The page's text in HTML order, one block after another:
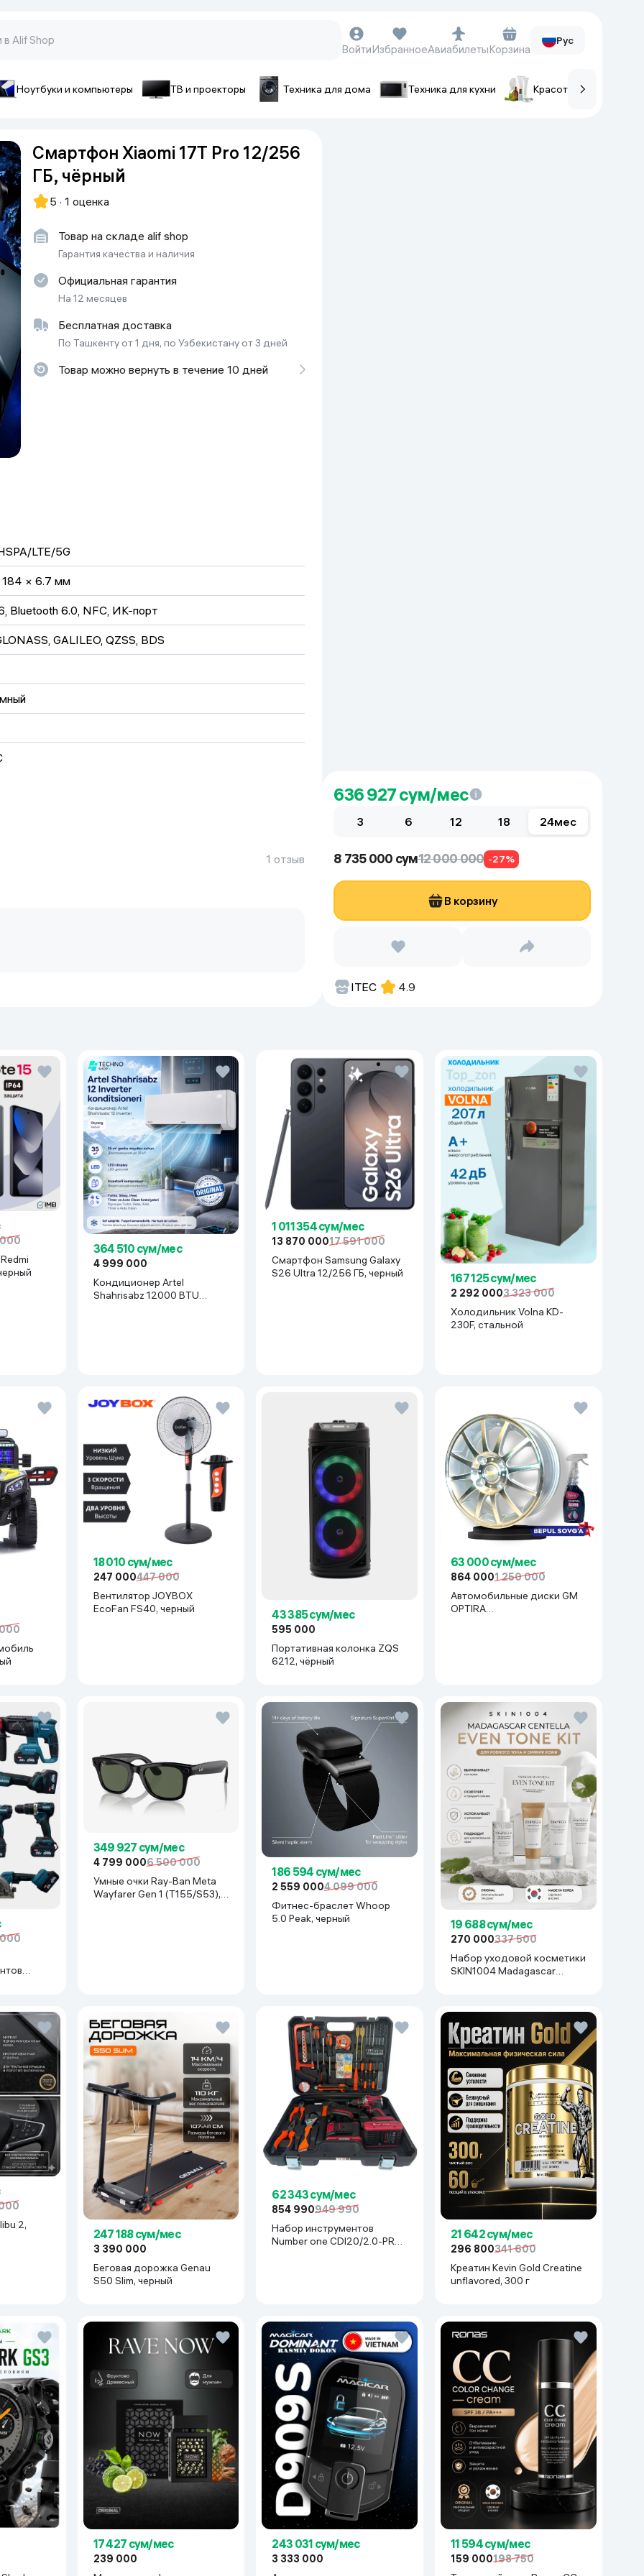
и гаджеты
реальности
Чехлы для смартфонов
Cопутствующие товары
Батарейки и аккумуляторы
ВойтиИзбранноеАвиабилетыКорзина
Рус
Ноутбуки и компьютеры ТВ и проекторы Техника для дома Техника для кухни Красота и уход
Смартфон Xiaomi 17T Pro 12/256
ГБ, чёрный
5 · 1 оценка
Товар на складе alif shop
Гарантия качества и наличия
Официальная гарантия
На 12 месяцев
Бесплатная доставка
По Ташкенту от 1 дня, по Узбекистану от 3 дней
Товар можно вернуть в течение 10 дней
LTE/5G
× 6.7 мм
Bluetooth 6.0, NFC, ИК-порт
GALILEO, QZSS, BDS
16 / HyperOS 3
1 отзыв
636 927сум/мес
3 6 12 18 24мес
8 735 000 сум12 000 000 -27%
В корзину
ITEC 4.9
364 510 сум/мес
4 999 000
Кондиционер Artel
Shahrisabz 12000 BTU
1 011 354 сум/мес
13 870 00017 591 000
Смартфон Samsung Galaxy
S26 Ultra 12/256 ГБ, черный
167 125 сум/мес
2 292 0003 323 000
Холодильник Volna KD-
230F, стальной
18 010 сум/мес
247 000447 000
Вентилятор JOYBOX
EcoFan FS40, черный
43 385 сум/мес
595 000
Портативная колонка ZQS
6212, чёрный
63 000 сум/мес
864 0001 250 000
Автомобильные диски GM
OPTIRA
349 927 сум/мес
4 799 0006 500 000
Умные очки Ray-Ban Meta
Wayfarer Gen 1 (T155/S53),
186 594 сум/мес
2 559 0004 099 000
Фитнес-браслет Whoop
5.0 Peak, черный
19 688 сум/мес
270 000337 500
Набор уходовой косметики
SKIN1004 Madagascar
2,
247 188 сум/мес
3 390 000
Беговая дорожка Genau
S50 Slim, черный
62 343 сум/мес
854 990949 990
Набор инструментов
Number one CDI20/2.0-PRO-
21 642 сум/мес
296 800341 600
Креатин Kevin Gold Creatine
unflavored, 300 г
17 427 сум/мес
239 000
243 031 сум/мес
3 333 000
11 594 сум/мес
159 000198 750